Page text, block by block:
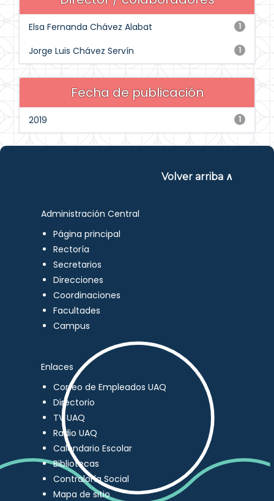
1
Elsa Fernanda Chávez Alabat
1
Jorge Luis Chávez Servín
Fecha de publicación
1
2019
Volver arriba ∧
Administración Central
Página principal
Rectoría
Secretarios
Direcciones
Coordinaciones
Facultades
Campus
Enlaces
Correo de Empleados UAQ
Directorio
TV UAQ
Radio UAQ
Calendario Escolar
Bibliotecas
Contraloría Social
Mapa de sitio